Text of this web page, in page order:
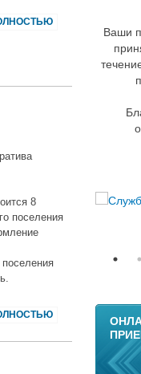
8
поселения
Ваши
11